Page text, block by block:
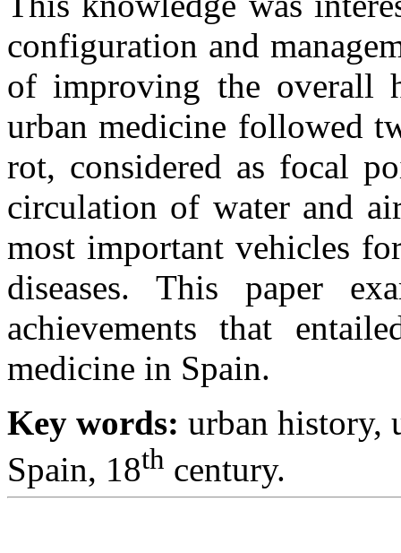
configuration and
of improving the overall
urban medicine followed
rot, considered as focal
circulation of water and
most important vehicles
diseases. This paper
achievements that
medicine in Spain.
Key words: urban history,
Spain, 18th century.